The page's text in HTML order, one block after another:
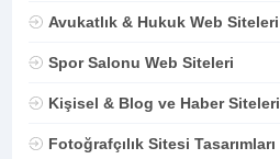
Avukatlık & Hukuk Web Siteleri
Spor Salonu Web Siteleri
Kişisel & Blog ve Haber Siteleri
Fotoğrafçılık Sitesi Tasarımları